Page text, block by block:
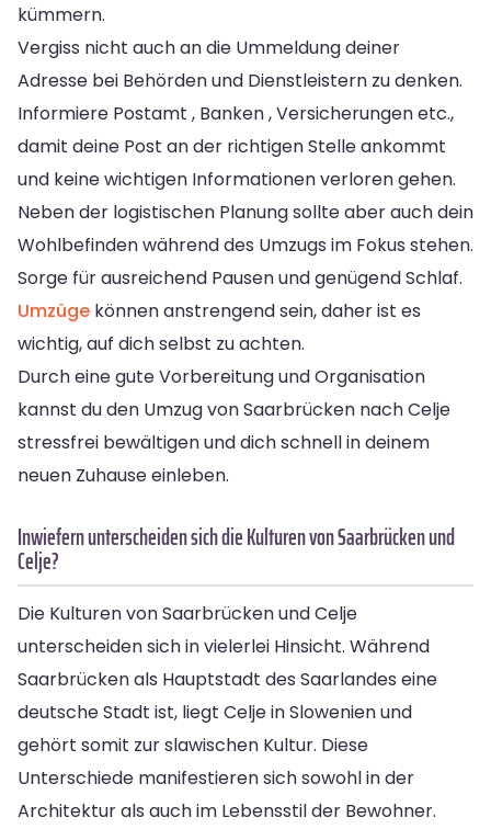
kümmern.
Vergiss nicht auch an die Ummeldung deiner
Adresse bei Behörden und Dienstleistern zu denken.
Informiere Postamt , Banken , Versicherungen etc.,
damit deine Post an der richtigen Stelle ankommt
und keine wichtigen Informationen verloren gehen.
Neben der logistischen Planung sollte aber auch dein
Wohlbefinden während des Umzugs im Fokus stehen.
Sorge für ausreichend Pausen und genügend Schlaf.
Umzüge können anstrengend sein, daher ist es
wichtig, auf dich selbst zu achten.
Durch eine gute Vorbereitung und Organisation
kannst du den Umzug von Saarbrücken nach Celje
stressfrei bewältigen und dich schnell in deinem
neuen Zuhause einleben.
Inwiefern unterscheiden sich die Kulturen von Saarbrücken und
Celje?
Die Kulturen von Saarbrücken und Celje
unterscheiden sich in vielerlei Hinsicht. Während
Saarbrücken als Hauptstadt des Saarlandes eine
deutsche Stadt ist, liegt Celje in Slowenien und
gehört somit zur slawischen Kultur. Diese
Unterschiede manifestieren sich sowohl in der
Architektur als auch im Lebensstil der Bewohner.